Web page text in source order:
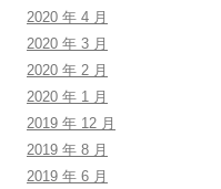
2020 年 4 月
2020 年 3 月
2020 年 2 月
2020 年 1 月
2019 年 12 月
2019 年 8 月
2019 年 6 月